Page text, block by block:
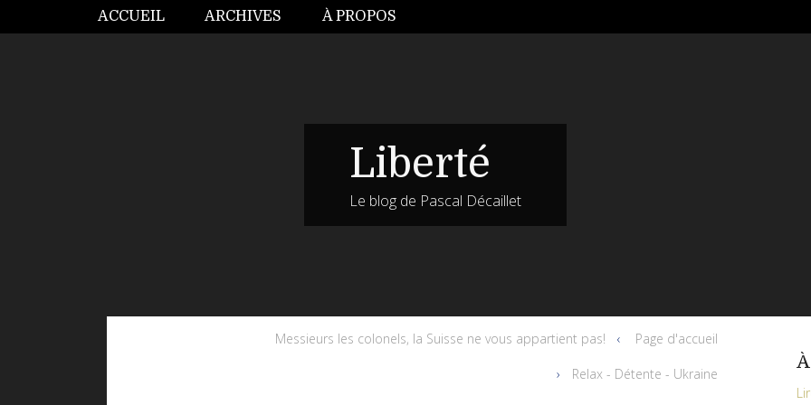
ACCUEIL ARCHIVES À PROPOS
Liberté
Le blog de Pascal Décaillet
Messieurs les colonels, la Suisse ne vous appartient pas! Page d'accueil
Relax - Détente - Ukraine